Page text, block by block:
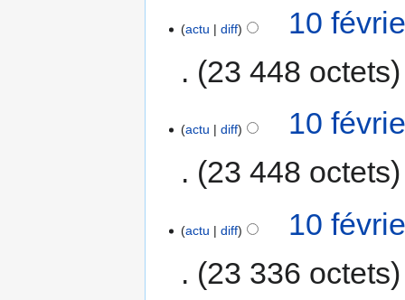
actu diff
10
23 448 octets
actu diff
10
23 448 octets
actu diff
10
23 336 octets